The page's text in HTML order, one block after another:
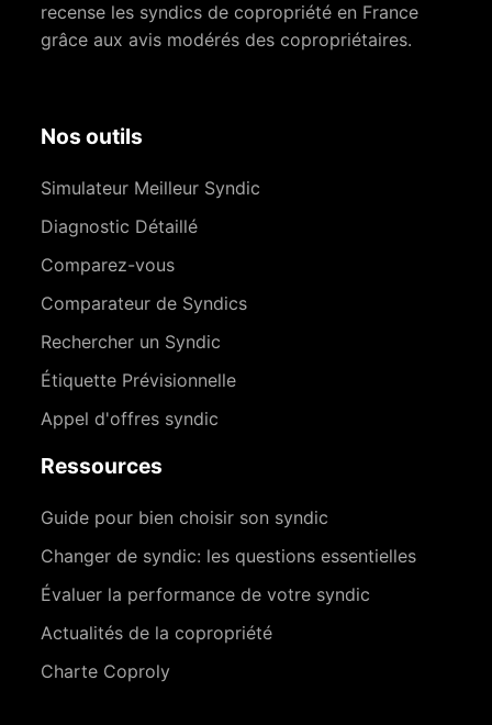
recense les syndics de copropriété en France
grâce aux avis modérés des copropriétaires.
Nos outils
Simulateur Meilleur Syndic
Diagnostic Détaillé
Comparez-vous
Comparateur de Syndics
Rechercher un Syndic
Étiquette Prévisionnelle
Appel d'offres syndic
Ressources
Guide pour bien choisir son syndic
Changer de syndic: les questions essentielles
Évaluer la performance de votre syndic
Actualités de la copropriété
Charte Coproly